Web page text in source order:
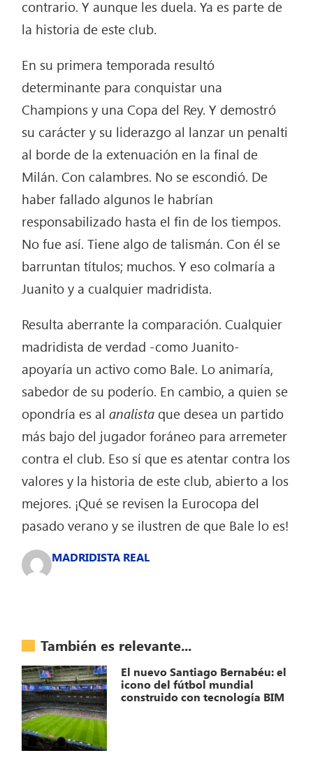
contrario. Y aunque les duela. Ya es parte de
la historia de este club.
En su primera temporada resultó
determinante para conquistar una
Champions y una Copa del Rey. Y demostró
su carácter y su liderazgo al lanzar un penalti
al borde de la extenuación en la final de
Milán. Con calambres. No se escondió. De
haber fallado algunos le habrían
responsabilizado hasta el fin de los tiempos.
No fue así. Tiene algo de talismán. Con él se
barruntan títulos; muchos. Y eso colmaría a
Juanito y a cualquier madridista.
Resulta aberrante la comparación. Cualquier
madridista de verdad -como Juanito-
apoyaría un activo como Bale. Lo animaría,
sabedor de su poderío. En cambio, a quien se
opondría es alanalista que desea un partido
más bajo del jugador foráneo para arremeter
contra el club. Eso sí que es atentar contra los
valores y la historia de este club, abierto a los
mejores. ¡Qué se revisen la Eurocopa del
pasado verano y se ilustren de que Bale lo es!
MADRIDISTA REAL
También es relevante...
El nuevo Santiago Bernabéu: el
icono del fútbol mundial
construido con tecnología BIM